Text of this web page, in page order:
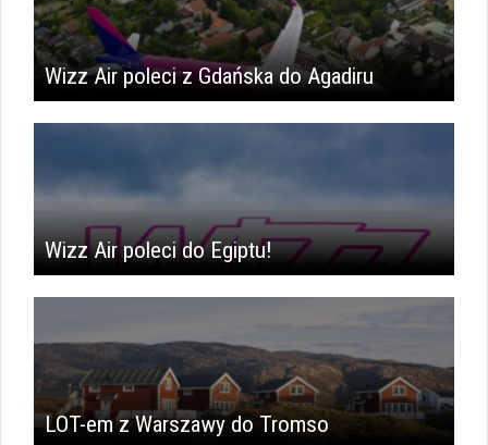
Wizz Air poleci z Gdańska do Agadiru
Wizz Air poleci do Egiptu!
LOT-em z Warszawy do Tromso